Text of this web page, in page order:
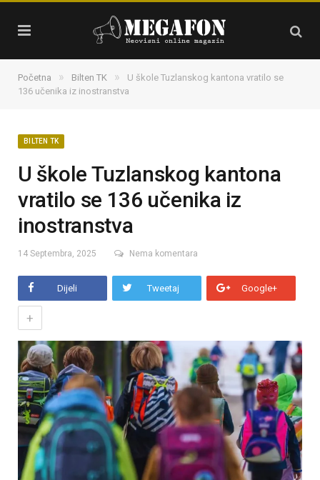
Početna » Bilten TK »
U škole Tuzlanskog kantona vratilo se
136 učenika iz inostranstva
BILTEN TK
U škole Tuzlanskog kantona
vratilo se 136 učenika iz
inostranstva
14 Septembra, 2025 Nema komentara
Dijeli Tweetaj Google+
+